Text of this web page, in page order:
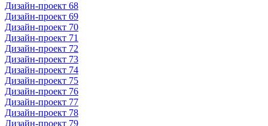
Дизайн-проект 68
Дизайн-проект 69
Дизайн-проект 70
Дизайн-проект 71
Дизайн-проект 72
Дизайн-проект 73
Дизайн-проект 74
Дизайн-проект 75
Дизайн-проект 76
Дизайн-проект 77
Дизайн-проект 78
Дизайн-проект 79